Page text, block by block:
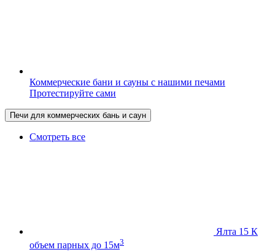
Коммерческие бани и сауны с нашими печами
Протестируйте сами
Печи для коммерческих бань и саун
Смотреть все
Ялта 15 К
объем парных до 15м3